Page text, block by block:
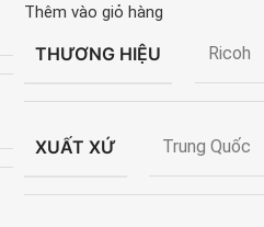
Thêm vào giỏ hàng
THƯƠNG HIỆU Ricoh
XUẤT XỨ Trung Quốc